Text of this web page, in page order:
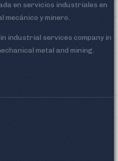
en servicios industriales en
mecánico y minero.
industrial services company in
metal and mining.